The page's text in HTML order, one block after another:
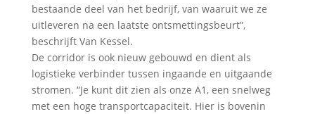
bestaande deel van het bedrijf, van waaruit we ze
uitleveren na een laatste ontsmettingsbeurt”,
beschrijft Van Kessel.
De corridor is ook nieuw gebouwd en dient als
logistieke verbinder tussen ingaande en uitgaande
stromen. “Je kunt dit zien als onze A1, een snelweg
met een hoge transportcapaciteit. Hier is bovenin